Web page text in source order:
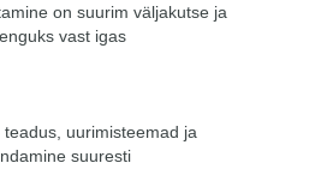
on suurim väljakutse ja
vast igas
uurimisteemad ja
suuresti